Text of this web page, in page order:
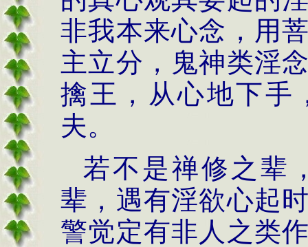
非我本来心念，用
主立分，鬼神类淫
擒王，从心地下手
夫。
若不是禅修之辈
辈，遇有淫欲心起
警觉定有非人之类